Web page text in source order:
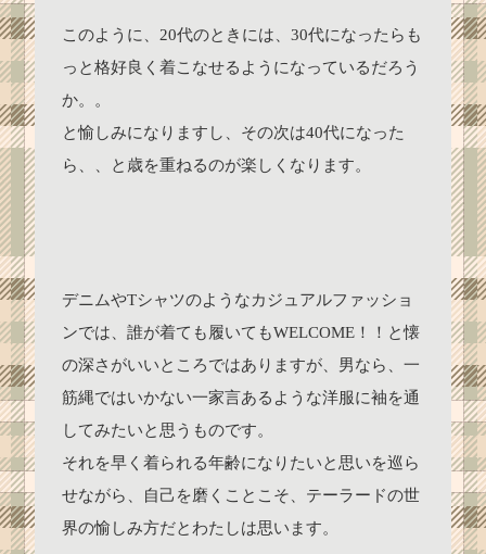
このように、20代のときには、30代になったらも
っと格好良く着こなせるようになっているだろう
か。。
と愉しみになりますし、その次は40代になった
ら、、と歳を重ねるのが楽しくなります。
デニムやTシャツのようなカジュアルファッショ
ンでは、誰が着ても履いてもWELCOME！！と懐
の深さがいいところではありますが、男なら、一
筋縄ではいかない一家言あるような洋服に袖を通
してみたいと思うものです。
それを早く着られる年齢になりたいと思いを巡ら
せながら、自己を磨くことこそ、テーラードの世
界の愉しみ方だとわたしは思います。